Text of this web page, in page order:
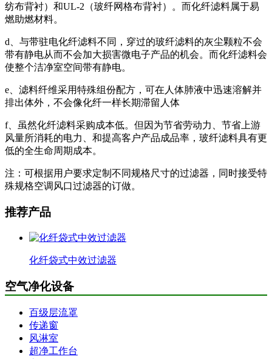
纺布背衬）和UL-2（玻纤网格布背衬）。而化纤滤料属于易
燃助燃材料。
d、与带驻电化纤滤料不同，穿过的玻纤滤料的灰尘颗粒不会
带有静电从而不会加大损害微电子产品的机会。而化纤滤料会
使整个洁净室空间带有静电。
e、滤料纤维采用特殊组份配方，可在人体肺液中迅速溶解并
排出体外，不会像化纤一样长期滞留人体
f、虽然化纤滤料采购成本低。但因为节省劳动力、节省上游
风量所消耗的电力、和提高客户产品成品率，玻纤滤料具有更
低的全生命周期成本。
注：可根据用户要求定制不同规格尺寸的过滤器，同时接受特
殊规格空调风口过滤器的订做。
推荐产品
化纤袋式中效过滤器
空气净化设备
百级层流罩
传递窗
风淋室
超净工作台